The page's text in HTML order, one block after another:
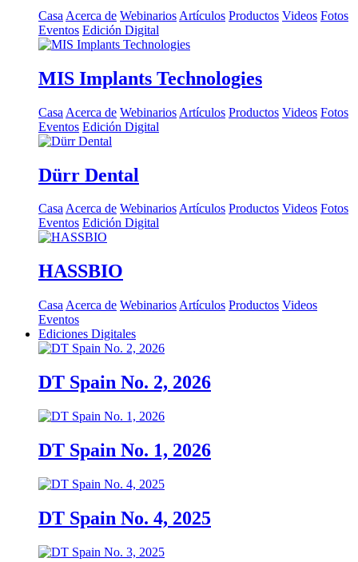
Casa Acerca de Webinarios Artículos Productos Videos Fotos
Eventos Edición Digital
MIS Implants Technologies
Casa Acerca de Webinarios Artículos Productos Videos Fotos
Eventos Edición Digital
Dürr Dental
CasaAcerca de WebinariosArtículos Productos Videos Fotos
Eventos Edición Digital
HASSBIO
Casa Acerca de Webinarios Artículos Productos Videos
Eventos
Ediciones Digitales
DT Spain No. 2, 2026
DT Spain No. 1, 2026
DT Spain No. 4, 2025